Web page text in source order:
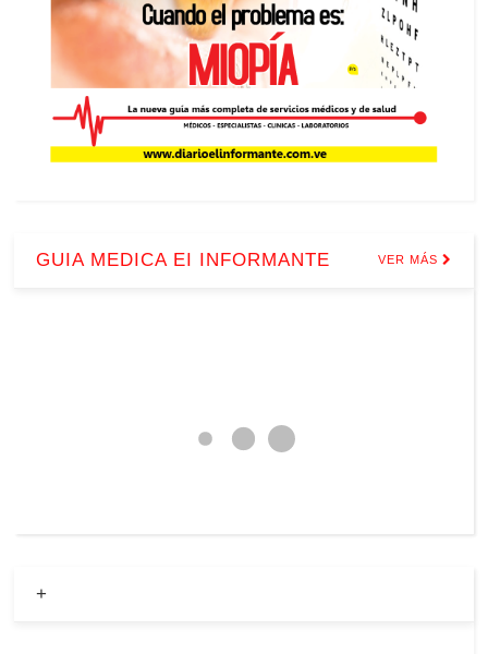
GUIA MEDICA EI INFORMANTE VER MÁS
+